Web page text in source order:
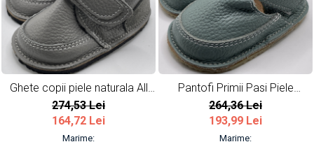
Ghete copii piele naturala All
Grey
274,53 Lei
164,72 Lei
Marime:
Pantofi Primii Pasi Piele
Naturala Mint
264,36 Lei
193,99 Lei
Marime: